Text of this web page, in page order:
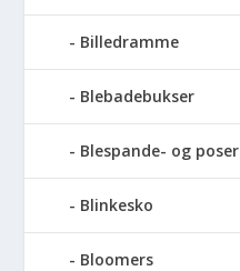
Billedramme
Blebadebukser
Blespande- og poser
Blinkesko
Bloomers